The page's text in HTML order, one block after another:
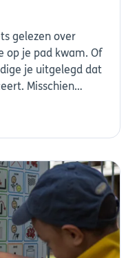
gelezen over
op je pad kwam. Of
je uitgelegd dat
Misschien